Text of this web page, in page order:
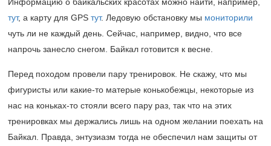
Информацию о байкальских красотах можно найти, например,
тут, а карту для GPS тут. Ледовую обстановку мы мониторили
чуть ли не каждый день. Сейчас, например, видно, что все
напрочь занесло снегом. Байкал готовится к весне.
Перед походом провели пару тренировок. Не скажу, что мы
фигуристы или какие-то матерые конькобежцы, некоторые из
нас на коньках-то стояли всего пару раз, так что на этих
тренировках мы держались лишь на одном желании поехать на
Байкал. Правда, энтузиазм тогда не обеспечил нам защиты от